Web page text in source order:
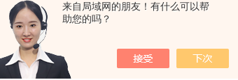
来自局域网的朋友！有什么可以帮
助您的吗？